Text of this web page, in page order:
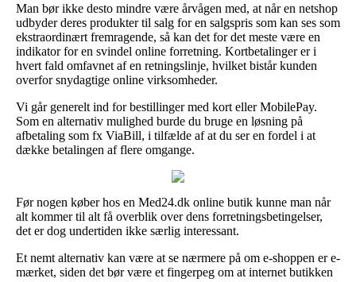
Man bør ikke desto mindre være årvågen med, at når en netshop
udbyder deres produkter til salg for en salgspris som kan ses som
ekstraordinært fremragende, så kan det for det meste være en
indikator for en svindel online forretning. Kortbetalinger er i
hvert fald omfavnet af en retningslinje, hvilket bistår kunden
overfor snydagtige online virksomheder.
Vi går generelt ind for bestillinger med kort eller MobilePay.
Som en alternativ mulighed burde du bruge en løsning på
afbetaling som fx ViaBill, i tilfælde af at du ser en fordel i at
dække betalingen af flere omgange.
Før nogen køber hos en Med24.dk online butik kunne man når
alt kommer til alt få overblik over dens forretningsbetingelser,
det er dog undertiden ikke særlig interessant.
Et nemt alternativ kan være at se nærmere på om e-shoppen er e-
mærket, siden det bør være et fingerpeg om at internet butikken